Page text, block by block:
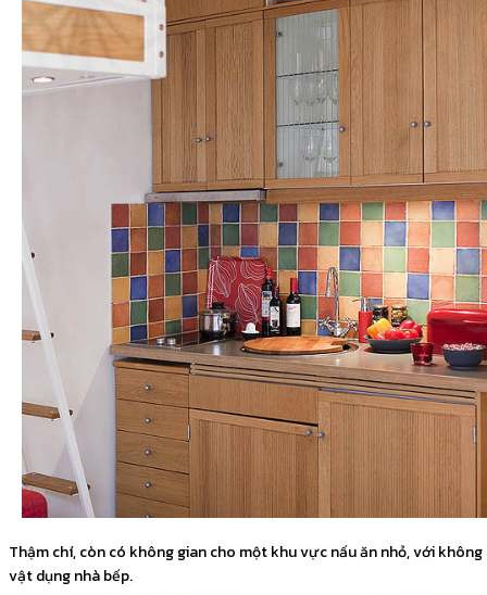
Thậm chí, còn có không gian cho một khu vực nấu ăn nhỏ, với
vật dụng nhà bếp.